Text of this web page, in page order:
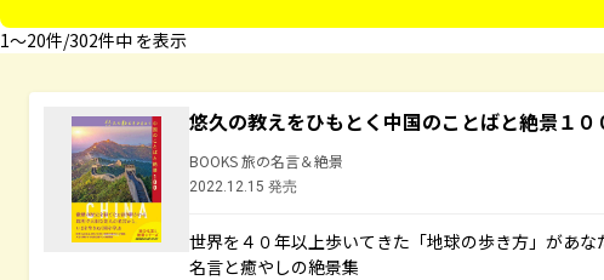
1〜20件/302件中 を表示
悠久の教えをひもとく中国のことばと絶景１０
BOOKS 旅の名言＆絶景
2022.12.15 発売
世界を４０年以上歩いてきた「地球の歩き方」があ
名言と癒やしの絶景集